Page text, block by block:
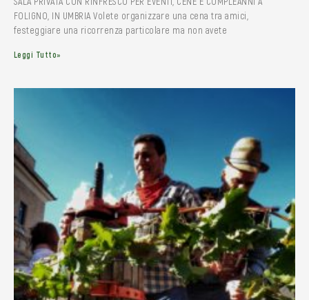
FOLIGNO, IN UMBRIA Volete organizzare una cena tra amici,
festeggiare una ricorrenza particolare ma non avete
Leggi Tutto»